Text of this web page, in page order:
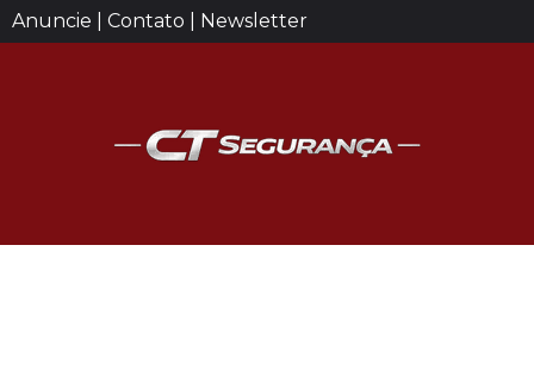
Anuncie | Contato | Newsletter